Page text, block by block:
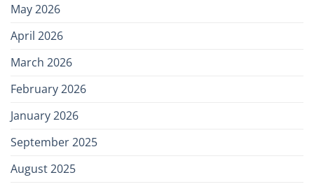
May 2026
April 2026
March 2026
February 2026
January 2026
September 2025
August 2025